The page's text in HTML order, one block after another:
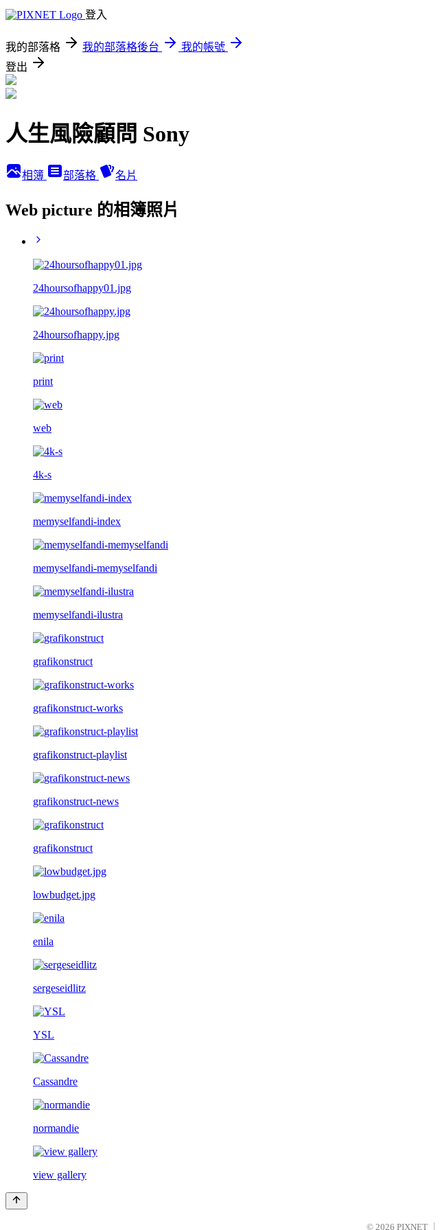
登入
我的部落格 我的部落格後台
我的帳號
登出
人生風險顧問 Sony
相簿 部落格 名片
Web picture 的相簿照片
24hoursofhappy01.jpg
24hoursofhappy.jpg
print
web
4k-s
memyselfandi-index
memyselfandi-memyselfandi
memyselfandi-ilustra
grafikonstruct
grafikonstruct-works
grafikonstruct-playlist
grafikonstruct-news
grafikonstruct
lowbudget.jpg
enila
sergeseidlitz
YSL
Cassandre
normandie
view gallery
© 2026 PIXNET